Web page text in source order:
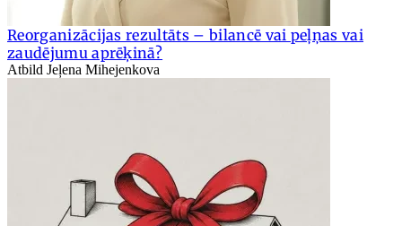
Reorganizācijas rezultāts – bilancē vai peļņas vai
zaudējumu aprēķinā?
Atbild Jeļena Mihejenkova